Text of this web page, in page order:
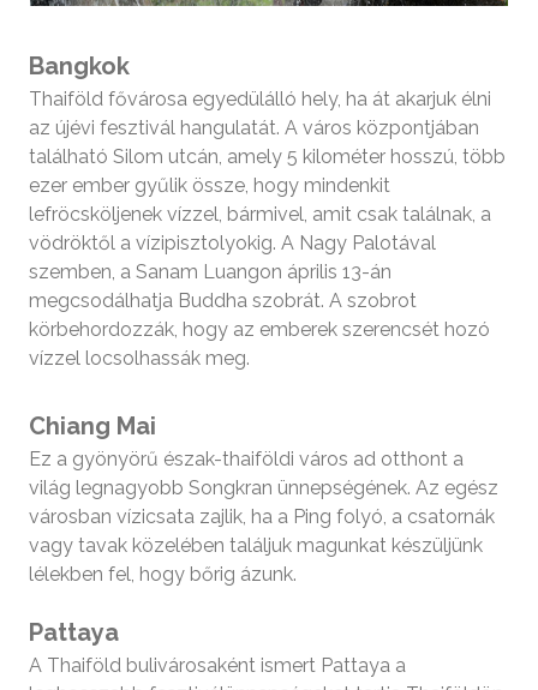
Bangkok
Thaiföld fővárosa egyedülálló hely, ha át akarjuk élni
az újévi fesztivál hangulatát. A város központjában
található Silom utcán, amely 5 kilométer hosszú, több
ezer ember gyűlik össze, hogy mindenkit
lefröcsköljenek vízzel, bármivel, amit csak találnak, a
vödröktől a vízipisztolyokig. A Nagy Palotával
szemben, a Sanam Luangon április 13-án
megcsodálhatja Buddha szobrát. A szobrot
körbehordozzák, hogy az emberek szerencsét hozó
vízzel locsolhassák meg.
Chiang Mai
Ez a gyönyörű észak-thaiföldi város ad otthont a
világ legnagyobb Songkran ünnepségének. Az egész
városban vízicsata zajlik, ha a Ping folyó, a csatornák
vagy tavak közelében találjuk magunkat készüljünk
lélekben fel, hogy bőrig ázunk.
Pattaya
A Thaiföld bulivárosaként ismert Pattaya a